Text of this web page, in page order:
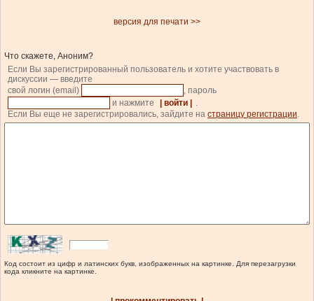
версия для печати >>
Что скажете, Аноним?
Если Вы зарегистрированный пользователь и хотите участвовать в
дискуссии — введите
свой логин (email)
, пароль
и нажмите
| войти |
.
Если Вы еще не зарегистрировались, зайдите на страницу регистрации.
Код состоит из цифр и латинских букв, изображенных на картинке. Для перезагрузки
кода кликните на картинке.